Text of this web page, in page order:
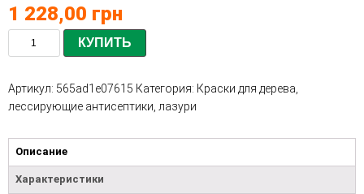
1 228,00 грн
КУПИТЬ
Артикул: 565ad1e07615 Категория: Краски для дерева,
лессирующие антисептики, лазури
Описание
Характеристики